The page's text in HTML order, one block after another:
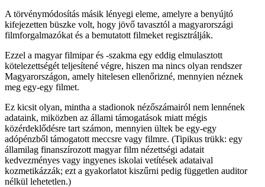
A törvénymódosítás másik lényegi eleme, amelyre a benyújtó
kifejezetten büszke volt, hogy jövő tavasztól a magyarországi
filmforgalmazókat és a bemutatott filmeket regisztrálják.
Ezzel a magyar filmipar és -szakma egy eddig elmulasztott
kötelezettségét teljesítené végre, hiszen ma nincs olyan rendszer
Magyarországon, amely hitelesen ellenőrizné, mennyien néznek
meg egy-egy filmet.
Ez kicsit olyan, mintha a stadionok nézőszámairól nem lennének
adataink, miközben az állami támogatások miatt mégis
közérdeklődésre tart számon, mennyien ültek be egy-egy
adópénzből támogatott meccsre vagy filmre. (Tipikus trükk: egy
államilag finanszírozott magyar film nézettségi adatait
kedvezményes vagy ingyenes iskolai vetítések adataival
kozmetikázzák; ezt a gyakorlatot kiszűrni pedig független auditor
nélkül lehetetlen.)